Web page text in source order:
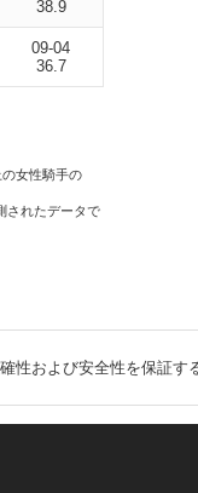
38.9
09-04
36.7
女性騎手の
されたデータで
性および安全性を保証す